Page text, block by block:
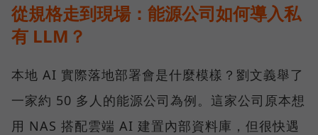
從規格走到現場：能源公司如何導入私
有 LLM？
本地 AI 實際落地部署會是什麼模樣？劉文義舉了
一家約 50 多人的能源公司為例。這家公司原本想
用 NAS 搭配雲端 AI 建置內部資料庫，但很快遇